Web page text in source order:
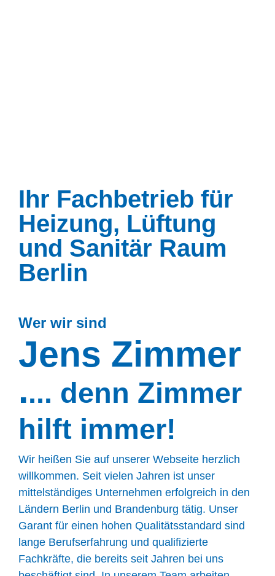
Heizungsbau
-
energieeffiziente und
für ihr Zuhause
Mehr Infos
Ihr Fachbetrieb für
Heizung, Lüftung
und Sanitär Raum
Berlin
Wer wir sind
Jens Zimmer
.... denn Zimmer
hilft immer!
Wir heißen Sie auf unserer Webseite herzlich
willkommen. Seit vielen Jahren ist unser
mittelständiges Unternehmen erfolgreich in den
Ländern Berlin und Brandenburg tätig. Unser
Garant für einen hohen Qualitätsstandard sind
lange Berufserfahrung und qualifizierte
Fachkräfte, die bereits seit Jahren bei uns